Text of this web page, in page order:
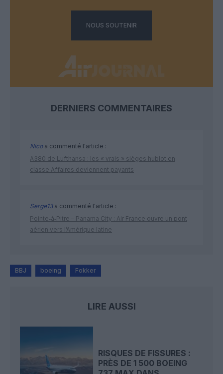
NOUS SOUTENIR
DERNIERS COMMENTAIRES
Nicoa commenté l'article :
A380 de Lufthansa : les « vrais » sièges hublot en
classe Affaires deviennent payants
Serge13a commenté l'article :
Pointe‑à‑Pitre – Panama City : Air France ouvre un pont
aérien vers l’Amérique latine
BBJ boeing Fokker
LIRE AUSSI
RISQUES DE FISSURES :
PRÈS DE 1 500 BOEING